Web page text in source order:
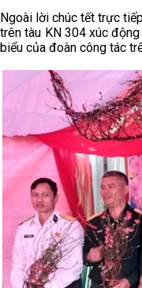
Ngoài lời chúc tết trực
trên tàu KN 304 xúc
biểu của đoàn công tác